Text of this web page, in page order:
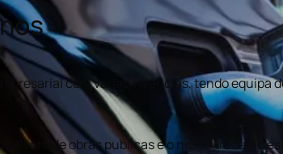
com várias valências, tendo equipa
alvará de obras publicas e o nosso trabalho